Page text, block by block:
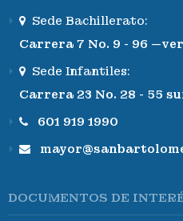
Sede Bachillerato:
Carrera 7 No. 9 - 96
Sede Infantiles:
Carrera 23 No. 28 - 55
601 919 1990
DOCUMENTOS DE